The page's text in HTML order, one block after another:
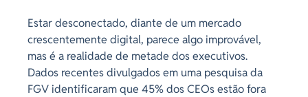
Estar desconectado, diante de um mercado
crescentemente digital, parece algo improvável,
mas é a realidade de metade dos executivos.
Dados recentes divulgados em uma pesquisa da
FGV identificaram que 45% dos CEOs estão fora